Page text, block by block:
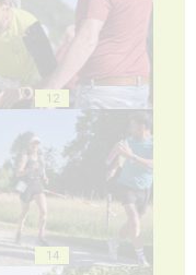
12
14